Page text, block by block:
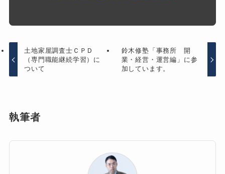
土地家屋調査士ＣＰＤ
（専門職能継続学習）に
ついて
鈴木修塾「事務所 開
業・経営・運営編」に参
加しています。
執筆者